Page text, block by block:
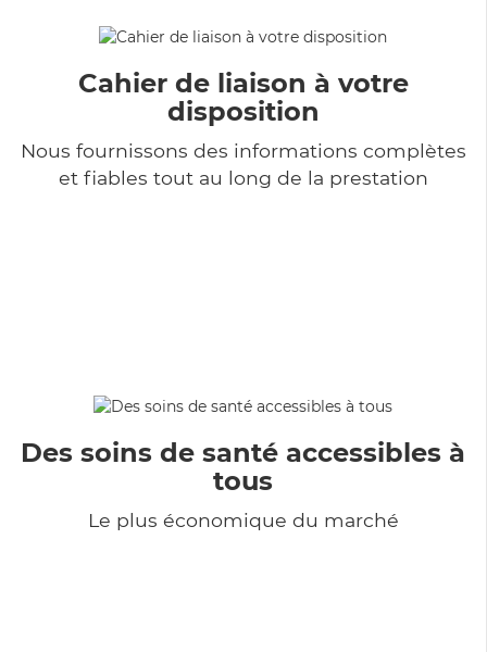
Cahier de liaison à votre
disposition
Nous fournissons des informations complètes
et fiables tout au long de la prestation
Des soins de santé accessibles à
tous
Le plus économique du marché